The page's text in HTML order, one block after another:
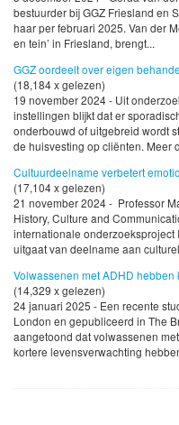
bestuurder bij GGZ Friesland en
haar per februari 2025. Van der
en tein’ in Friesland, brengt...
GGZ oordeelt over eigen
(18,184 x gelezen)
19 november 2024 - Uit
instellingen blijkt dat er
onderbouwd of uitgebreid wordt
de huisvesting op cliënten. Meer
Cultuurdeelname verbetert
(17,104 x gelezen)
21 november 2024 - Professor
History, Culture and
internationale onderzoeksproject
uitgaat van deelname aan
Volwassenen met ADHD
(14,329 x gelezen)
24 januari 2025 - Een recente
London en gepubliceerd in The
aangetoond dat volwassenen
kortere levensverwachting